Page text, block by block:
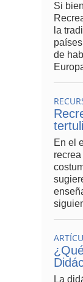
Si
la
de
En el
La